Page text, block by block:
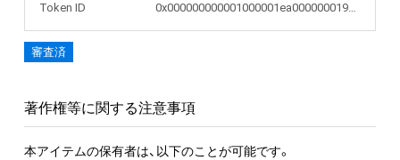
Token ID
0x000000000001000001ea000000019610
審査済
著作権等に関する注意事項
本アイテムの保有者は、以下のことが可能です。